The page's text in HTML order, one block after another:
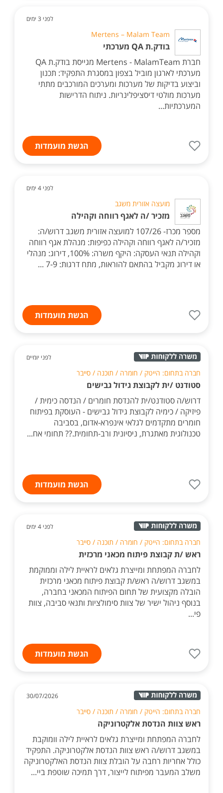
לפני 3 ימים
Mertens – Malam Team
בודק.ת QA מערכתי
חברת Mertens - MalamTeam מגייסת בודק.ת QA
מערכתי לארגון מוביל בצפון במסגרת התפקיד: תכנון
וביצוע בדיקות של מערכות ומערכים המורכבים מתתי
מערכות מולטי דיסציפלינריות. ניתוח הדרישות
המערכתיות...
הגשת מועמדות
לפני 4 ימים
מועצה אזורית משגב
מזכיר /ה לאגף רווחה וקהילה
מספר מכרז- 107/26 למועצה אזורית משגב דרוש/ה:
מזכיר/ה לאגף רווחה וקהילה כפיפות: מנהלת אגף רווחה
וקהילה תנאי העסקה: היקף משרה: 100%, דירוג: מנהלי
או דירוג מקביל בהתאם להוראות, מתח דרגות: 7-9 ...
הגשת מועמדות
לפני יומיים
חברה בתחום: הייטק / חומרה / תוכנה / סייבר
סטודנט /ית לקבוצת גידול גבישים
דרוש/ה סטודנט/ית להנדסת חומרים / הנדסה כימית /
פיזיקה / כימיה לקבוצת גידול גבישים - העוסקת בפיתוח
חומרים מתקדמים לגלאי אינפרא-אדום, בסביבה
טכנולוגית מאתגרת, ניסיונית ורב-תחומית.?? תחומי אח...
הגשת מועמדות
לפני 4 ימים
חברה בתחום: הייטק / חומרה / תוכנה / סייבר
ראש /ת קבוצת פיתוח מכאני מרכזית
לחברה המפתחת ומייצרת גלאים לראיית לילה וממוקמת
במשגב דרוש/ה ראש/ת קבוצת פיתוח מכאני מרכזית
הובלה מקצועית של תחום הפיתוח המכאני בחברה,
בנוסף ניהול ישיר של צוות סימולציות ותנאי סביבה, צוות
פי...
הגשת מועמדות
30/07/2026
חברה בתחום: הייטק / חומרה / תוכנה / סייבר
ראש צוות הנדסת אלקטרוניקה
לחברה המפתחת ומייצרת גלאים לראיית לילה וומוקבת
במשגב דרוש/ה ראש צוות הנדסת אלקטרוניקה. התפקיד
כולל אחריות רחבה על הובלת צוות הנדסת האלקטרוניקה
משלב המעבר מפיתוח לייצור, דרך תמיכה שוטפת ביי...